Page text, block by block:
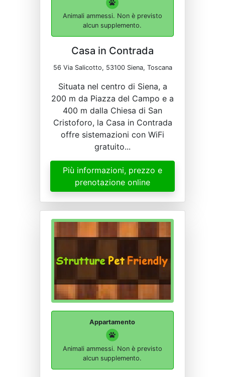
Animali ammessi. Non è previsto
alcun supplemento.
Casa in Contrada
56 Via Salicotto, 53100 Siena, Toscana
Situata nel centro di Siena, a
200 m da Piazza del Campo e a
400 m dalla Chiesa di San
Cristoforo, la Casa in Contrada
offre sistemazioni con WiFi
gratuito...
Più informazioni, prezzo e
prenotazione online
Appartamento
Animali ammessi. Non è previsto
alcun supplemento.